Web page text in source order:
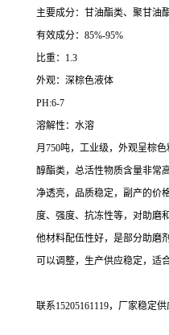
主要成分：甘油酯类、聚甘油
有效成分：85%-95%
比重：1.3
外观：深棕色液体
PH:6-7
溶解性：水溶
月750吨，工业级，外观呈棕
醇酯类，总活性物质含量非常
净透亮，品质稳定，副产的价
度、强度、抗冻性等，对助磨
他材料配伍性好，是部分助磨
可以调整，生产供应稳定，适
联系15205161119，厂家稳定